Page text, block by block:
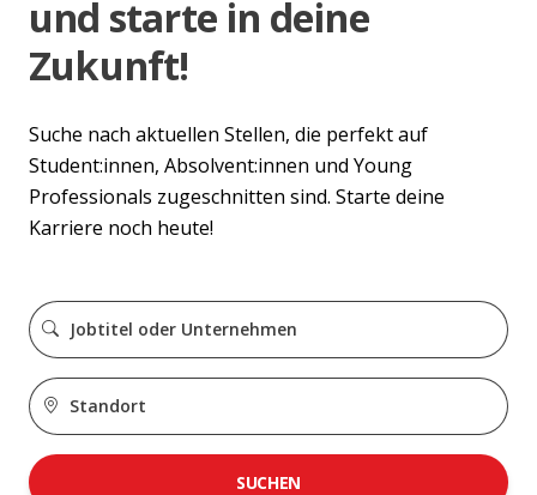
und starte in deine
Zukunft!
Suche nach aktuellen Stellen, die perfekt auf
Student:innen, Absolvent:innen und Young
Professionals zugeschnitten sind. Starte deine
Karriere noch heute!
SUCHEN